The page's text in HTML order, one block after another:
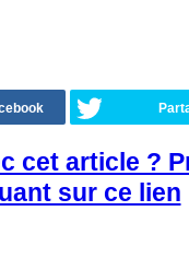
cet article ?
sur ce lien